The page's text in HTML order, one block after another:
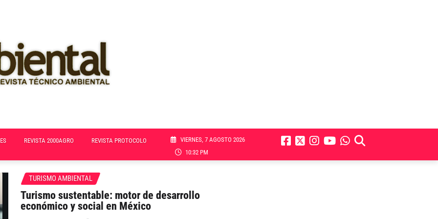
REVISTA 2000AGRO REVISTA PROTOCOLO
VIERNES, 7 AGOSTO 2026
10:32 PM
TURISMO AMBIENTAL
Turismo sustentable: motor de desarrollo
económico y social en México